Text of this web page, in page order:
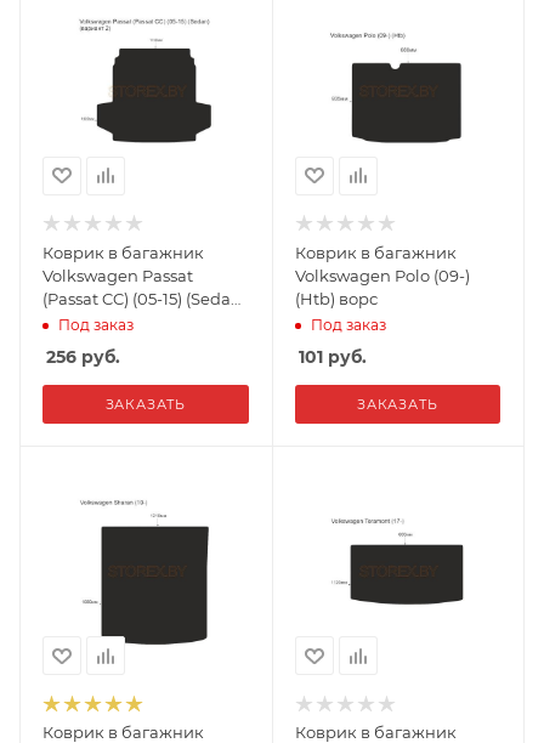
Коврик в багажник
Volkswagen Passat
(Passat CC) (05-15) (Sedan)
(вариант 2) ворс
Под заказ
256 руб.
ЗАКАЗАТЬ
Коврик в багажник
Volkswagen Polo (09-)
(Htb) ворс
Под заказ
101руб.
ЗАКАЗАТЬ
Коврик в багажник
Коврик в багажник